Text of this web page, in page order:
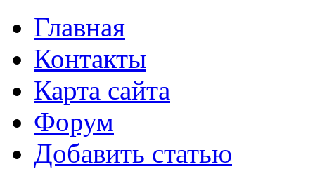
Главная
Контакты
Карта сайта
Форум
Добавить статью